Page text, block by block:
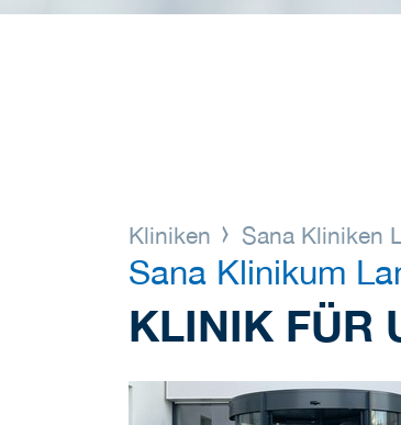
Kliniken Sana Kliniken
Sana Klinikum
KLINIK FÜR